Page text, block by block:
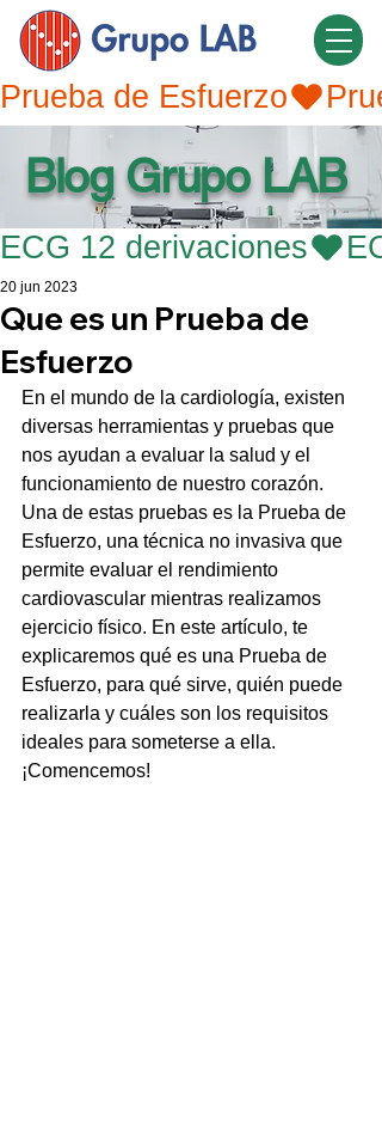
Prueba de Esfuerzo
Blog Grupo LAB
ECG 12 derivaciones
Que es un Prueba de
Esfuerzo
20 jun 2023
En el mundo de la cardiología, existen
diversas herramientas y pruebas que
nos ayudan a evaluar la salud y el
funcionamiento de nuestro corazón.
Una de estas pruebas es la Prueba de
Esfuerzo, una técnica no invasiva que
permite evaluar el rendimiento
cardiovascular mientras realizamos
ejercicio físico. En este artículo, te
explicaremos qué es una Prueba de
Esfuerzo, para qué sirve, quién puede
realizarla y cuáles son los requisitos
ideales para someterse a ella.
¡Comencemos!